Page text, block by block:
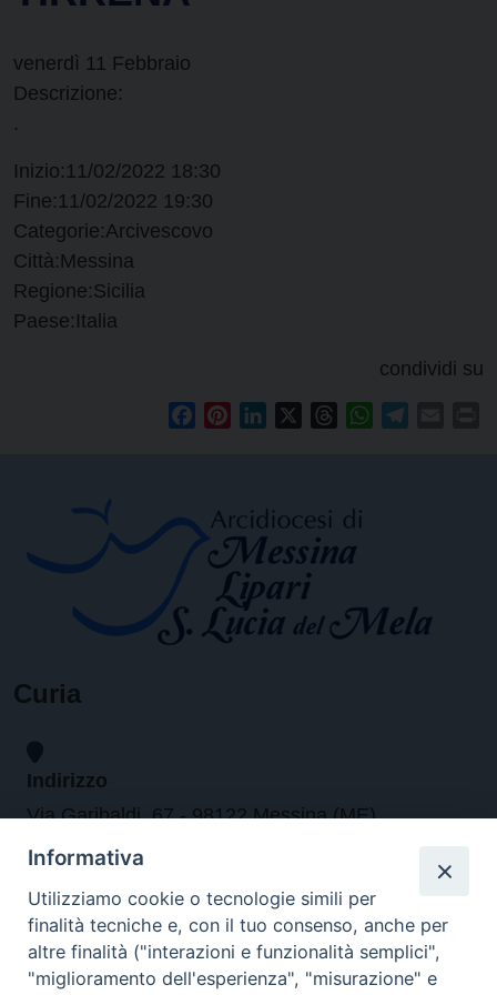
venerdì 11 Febbraio
Descrizione:
.
Inizio: 11/02/2022 18:30
Fine: 11/02/2022 19:30
Categorie:Arcivescovo
Città: Messina
Regione:Sicilia
Paese: Italia
condividi su
FacebookPinterestLinkedIn ThreadsWhatsApp
Curia
Indirizzo
Via Garibaldi, 67 - 98122 Messina (ME)
Orari
da lunedi al venerdi dalle ore 9.30 alle 12.30
Informativa
Utilizziamo cookie o tecnologie simili per
finalità tecniche e, con il tuo consenso, anche per
altre finalità ("interazioni e funzionalità semplici",
"miglioramento dell'esperienza", "misurazione" e